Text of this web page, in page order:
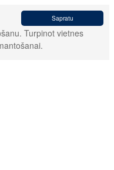
Sapratu
Turpinot vietnes